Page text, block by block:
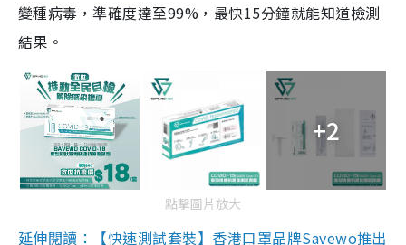
變種病毒，準確度達至99%，最快15分鐘就能知道檢測
結果。
+2
點擊圖片放大
延伸閱讀：【快速測試套裝】香港口罩品牌Savewo推出